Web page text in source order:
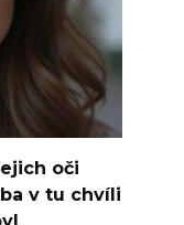
oči
v tu chvíli